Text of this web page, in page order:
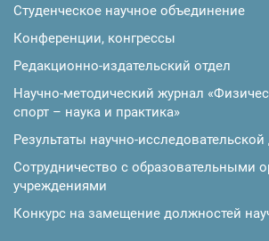
Студенческое научное объединение
Конференции, конгрессы
Редакционно-издательский отдел
Научно-методический журнал
спорт – наука и практика»
Результаты научно-исследовательской
Сотрудничество с образовательными
учреждениями
Конкурс на замещение должностей